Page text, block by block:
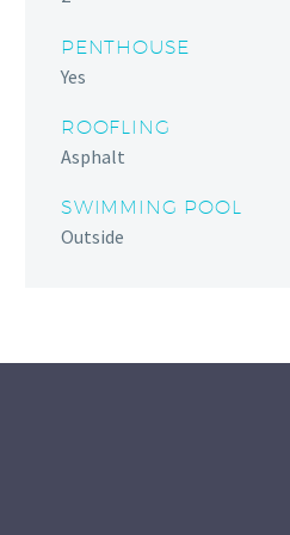
PENTHOUSE
Yes
ROOFLING
Asphalt
SWIMMING POOL
Outside